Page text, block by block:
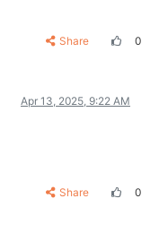
Share 0
Apr 13, 2025, 9:22 AM
Share 0